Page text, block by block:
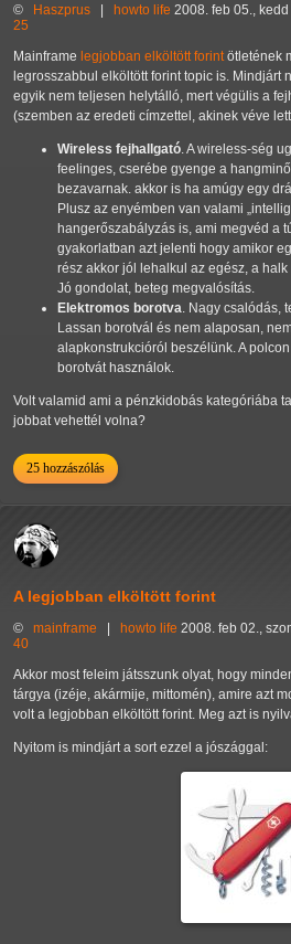
© Haszprus howto life 2008. feb 05.,
25
Mainframe legjobban elköltött forintötletének
legrosszabbul elköltött forint topic is. Mindjárt
egyik nem teljesen helytálló, mert végülis a
(szemben az eredeti címzettel, akinek véve
Wireless fejhallgató. A wireless-ség
feelinges, cserébe gyenge a
bezavarnak. akkor is ha amúgy egy
Plusz az enyémben van valami
hangerőszabályzás is, ami megvéd a
gyakorlatban azt jelenti hogy amikor
rész akkor jól lehalkul az egész, a
Jó gondolat, beteg megvalósítás.
Elektromos borotva. Nagy csalódás,
Lassan borotvál és nem alaposan,
alapkonstrukcióról beszélünk. A
borotvát használok.
Volt valamid ami a pénzkidobás kategóriába
jobbat vehettél volna?
25 hozzászólás
A legjobban elköltött forint
© mainframe howto life 2008. feb 02.,
40
Akkor most feleim játsszunk olyat, hogy
tárgya (izéje, akármije, mittomén), amire azt
volt a legjobban elköltött forint. Meg azt is
Nyitom is mindjárt a sort ezzel a jószággal: